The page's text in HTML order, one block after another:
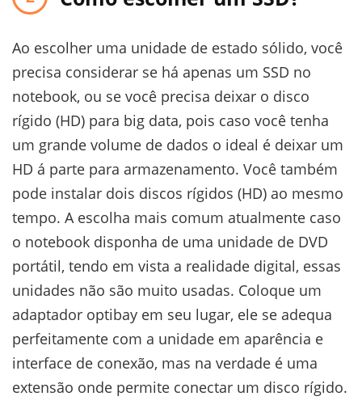
Ao escolher uma unidade de estado sólido, você
precisa considerar se há apenas um SSD no
notebook, ou se você precisa deixar o disco
rígido (HD) para big data, pois caso você tenha
um grande volume de dados o ideal é deixar um
HD á parte para armazenamento. Você também
pode instalar dois discos rígidos (HD) ao mesmo
tempo. A escolha mais comum atualmente caso
o notebook disponha de uma unidade de DVD
portátil, tendo em vista a realidade digital, essas
unidades não são muito usadas. Coloque um
adaptador optibay em seu lugar, ele se adequa
perfeitamente com a unidade em aparência e
interface de conexão, mas na verdade é uma
extensão onde permite conectar um disco rígido.